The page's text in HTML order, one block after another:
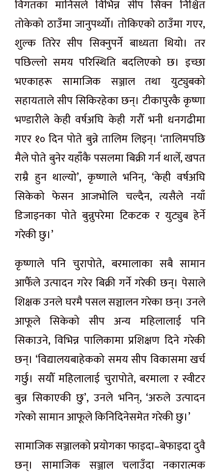
विगतका मानिसले विभिन्न सीप सिक्न निश्चित
तोकेको ठाउँमा जानुपर्थ्यो। तोकिएको ठाउँमा गएर,
शुल्क तिरेर सीप सिक्नुपर्ने बाध्यता थियो। तर
पछिल्लो समय परिस्थिति बदलिएको छ। इच्छा
भएकाहरू सामाजिक सञ्जाल तथा युट्युबको
सहायताले सीप सिकिरहेका छन्। टीकापुरकै कृष्णा
भण्डारीले केही वर्षअघि केही गरौँ भनी धनगढीमा
गएर १० दिन पोते बुन्ने तालिम लिइन्। ‘तालिमपछि
मैले पोते बुनेर यहाँकै पसलमा बिक्री गर्न थालेँ, खपत
राम्रै हुन थाल्यो’, कृष्णाले भनिन्, ‘केही वर्षअघि
सिकेको फेसन आजभोलि चल्दैन, त्यसैले नयाँ
डिजाइनका पोते बुन्नुपरेमा टिकटक र युट्युब हेर्ने
गरेकी छु।’
कृष्णाले पनि चुरापोते, बरमालाका सबै सामान
आफैँले उत्पादन गरेर बिक्री गर्ने गरेकी छन्। पेसाले
शिक्षक उनले घरमै पसल सञ्चालन गरेका छन्। उनले
आफूले सिकेको सीप अन्य महिलालाई पनि
सिकाउने, विभिन्न पालिकामा प्रशिक्षण दिने गरेकी
छन्। ‘विद्यालयबाहेकको समय सीप विकासमा खर्च
गर्छु। सयौँ महिलालाई चुरापोते, बरमाला र स्वीटर
बुन्न सिकाएकी छु’, उनले भनिन्, ‘अरुले उत्पादन
गरेको सामान आफूले किनिदिनेसमेत गरेकी छु।’
सामाजिक सञ्जालको प्रयोगका फाइदा–बेफाइदा दुवै
छन्। सामाजिक सञ्जाल चलाउँदा नकारात्मक